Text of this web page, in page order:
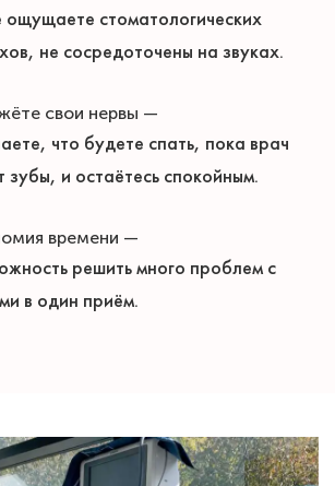
ощущаете стоматологических
не сосредоточены на звуках.
свои нервы —
что будете спать, пока врач
зубы, и остаётесь спокойным.
времени —
решить много проблем с
в один приём.